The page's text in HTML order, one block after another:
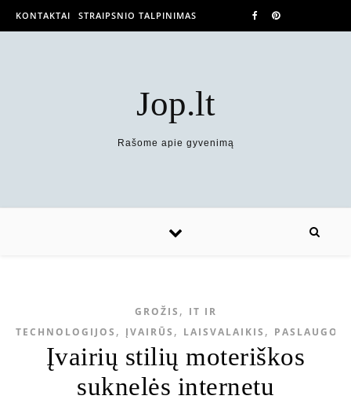
KONTAKTAI STRAIPSNIO TALPINIMAS
Jop.lt
Rašome apie gyvenimą
GROŽIS , IT IR
TECHNOLOGIJOS , ĮVAIRŪS , LAISVALAIKIS , PASLAUGOS
Įvairių stilių moteriškos
suknelės internetu